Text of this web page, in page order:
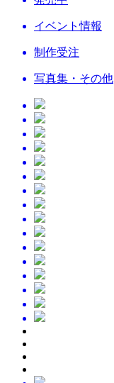
イベント情報
制作受注
写真集・その他